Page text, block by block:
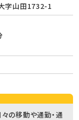
字山田1732-1
の移動や通勤・通